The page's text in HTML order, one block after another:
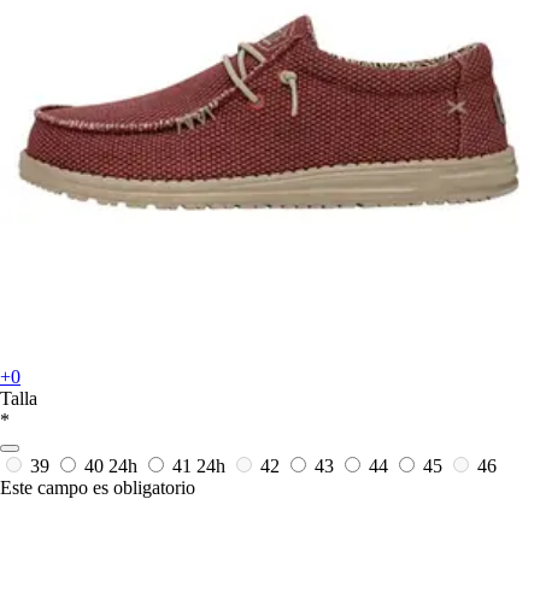
+0
Talla
*
39 40 24h 41 24h 42 43 44 45
46
Este campo es obligatorio